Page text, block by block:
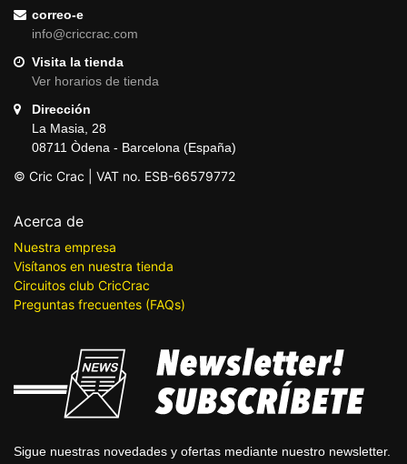
correo-e
info@criccrac.com
Visita la tienda
Ver horarios de tienda
Dirección
La Masia, 28
08711 Òdena - Barcelona (España)
© Cric Crac | VAT no. ESB-66579772
Acerca de
Nuestra empresa
Visítanos en nuestra tienda
Circuitos club CricCrac
Preguntas frecuentes (FAQs)
Sigue nuestras novedades y ofertas mediante nuestro newsletter.